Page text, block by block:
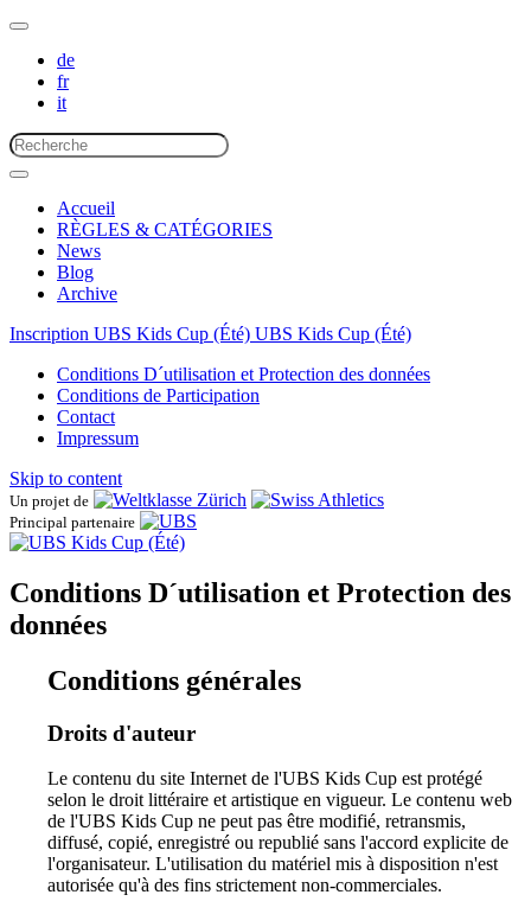
de
fr
it
Accueil
RÈGLES & CATÉGORIES
News
Blog
Archive
Inscription UBS Kids Cup (Été) UBS Kids Cup (Été)
Conditions D´utilisation et Protection des données
Conditions de Participation
Contact
Impressum
Skip to content
Un projet de
Principal partenaire
Conditions D´utilisation et Protection des
données
Conditions générales
Droits d'auteur
Le contenu du site Internet de l'UBS Kids Cup est protégé
selon le droit littéraire et artistique en vigueur. Le contenu web
de l'UBS Kids Cup ne peut pas être modifié, retransmis,
diffusé, copié, enregistré ou republié sans l'accord explicite de
l'organisateur. L'utilisation du matériel mis à disposition n'est
autorisée qu'à des fins strictement non-commerciales.